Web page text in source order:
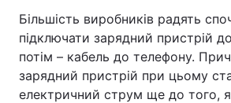
Більшість виробників радять
підключати зарядний пристрій
потім – кабель до телефону.
зарядний пристрій при цьому
електричний струм ще до того,